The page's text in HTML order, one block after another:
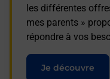
les différentes
mes parents »
répondre à vos
Je découvre